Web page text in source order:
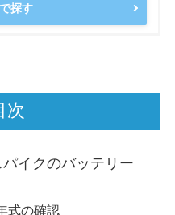
探す
次
イクのバッテリー
式の確認